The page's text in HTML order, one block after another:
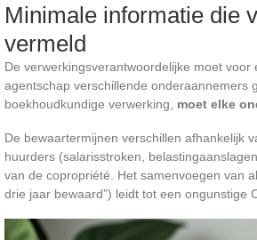
Minimale informatie die
vermeld
De verwerkingsverantwoordelijke moet
agentschap verschillende onderaannemers
boekhoudkundige verwerking, moet elke
De bewaartermijnen verschillen afhankelijk
huurders (salarisstroken,
van de copropriété. Het samenvoegen van
drie jaar bewaard”) leidt tot een ongunstige